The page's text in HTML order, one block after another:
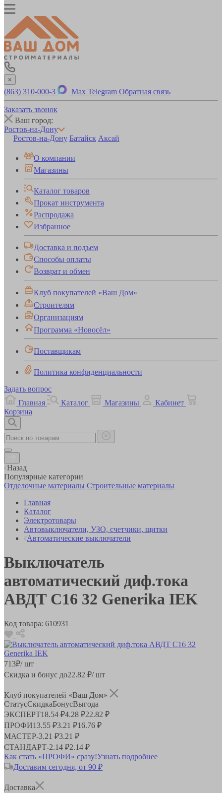
×
(863) 310-000-3 Max Telegram Обратная связь
Заказать звонок
Ваш город:
Ростов-на-Дону
Ростов-на-Дону Батайск Аксай
О компании
Магазины
Каталог товаров
Прокат инструмента
Распродажа
Избранное
Доставка и подъем
Способы оплаты
Возврат и обмен
Клуб покупателей «Ваш Дом»
Строителям
Организациям
Программа «Новосёл»
Поставщикам
Политика конфиденциальности
Задать вопрос
Главная
Каталог Магазины
Кабинет
Корзина
Назад
Популярные категории
Отделочные материалы Строительные материалы
Главная
Каталог
Электротовары
Автовыключатели, УЗО, счетчики, щитки
Автоматические выключатели
Выключатель
автоматический диф.тока
АВДТ C16 32 Generika IEK
Код товара: 610931
713₽/ шт
Скидка и бонус до22.82 ₽/ шт
Клуб покупателей «Ваш Дом»
СтатусСкидкаБонусВыгода
ЭКСПЕРТ18.54 ₽4.28 ₽22.82 ₽
ПРОФИ13.55 ₽3.21 ₽16.76 ₽
МАСТЕР-3.21 ₽3.21 ₽
СТАНДАРТ-2.14 ₽2.14 ₽
Как стать «ПРОФИ» сразу!Узнать подробнее
Доставим сегодня, от 90 ₽
Доставка